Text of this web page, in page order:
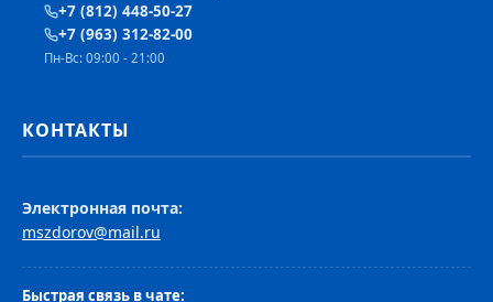
+7 (812) 448-50-27
+7 (963) 312-82-00
Пн-Вс: 09:00 - 21:00
КОНТАКТЫ
Электронная почта:
mszdorov@mail.ru
Быстрая связь в чате: